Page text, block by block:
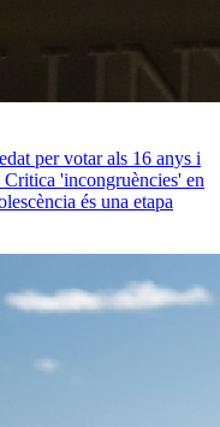
per votar als 16 anys i
'incongruències' en
és una etapa